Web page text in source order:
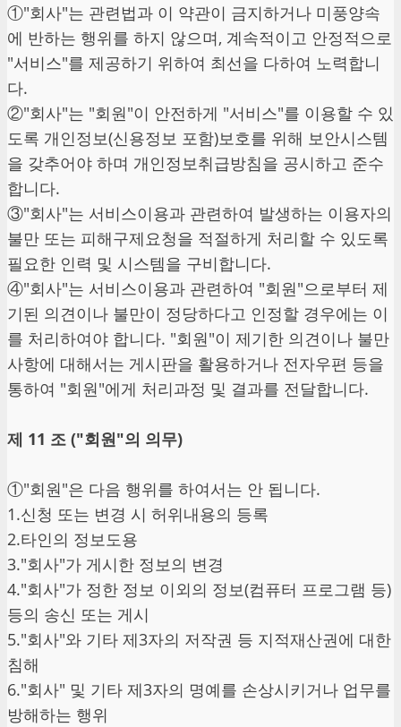
①"회사"는 관련법과 이 약관이 금지하거나 미풍양속
에 반하는 행위를 하지 않으며, 계속적이고 안정적으로
"서비스"를 제공하기 위하여 최선을 다하여 노력합니
다.
②"회사"는 "회원"이 안전하게 "서비스"를 이용할 수 있
도록 개인정보(신용정보 포함)보호를 위해 보안시스템
을 갖추어야 하며 개인정보취급방침을 공시하고 준수
합니다.
③"회사"는 서비스이용과 관련하여 발생하는 이용자의
불만 또는 피해구제요청을 적절하게 처리할 수 있도록
필요한 인력 및 시스템을 구비합니다.
④"회사"는 서비스이용과 관련하여 "회원"으로부터 제
기된 의견이나 불만이 정당하다고 인정할 경우에는 이
를 처리하여야 합니다. "회원"이 제기한 의견이나 불만
사항에 대해서는 게시판을 활용하거나 전자우편 등을
통하여 "회원"에게 처리과정 및 결과를 전달합니다.
제 11 조 ("회원"의 의무)
①"회원"은 다음 행위를 하여서는 안 됩니다.
1.신청 또는 변경 시 허위내용의 등록
2.타인의 정보도용
3."회사"가 게시한 정보의 변경
4."회사"가 정한 정보 이외의 정보(컴퓨터 프로그램 등)
등의 송신 또는 게시
5."회사"와 기타 제3자의 저작권 등 지적재산권에 대한
침해
6."회사" 및 기타 제3자의 명예를 손상시키거나 업무를
방해하는 행위